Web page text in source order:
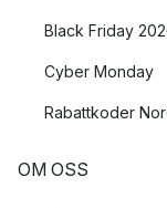
Black Friday
Cyber Monday
Rabattkoder
OM OSS